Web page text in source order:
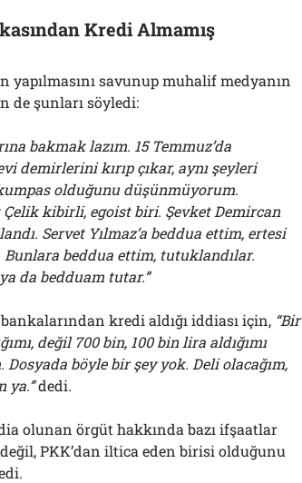
Kredi Almamış
yapılmasını savunup muhalif medyanın
de şunları söyledi:
bakmak lazım. 15 Temmuz’da
demirlerini kırıp çıkar, aynı şeyleri
olduğunu düşünmüyorum.
kibirli, egoist biri. Şevket Demircan
Servet Yılmaz’a beddua ettim, ertesi
beddua ettim, tutuklandılar.
da bedduam tutar.”
kredi aldığı iddiası için, “Bir
değil 700 bin, 100 bin lira aldığımı
böyle bir şey yok. Deli olacağım,
ya.”dedi.
olunan örgüt hakkında bazı ifşaatlar
PKK’dan iltica eden birisi olduğunu